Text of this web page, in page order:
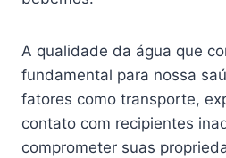
A qualidade da água que
fundamental para nossa
fatores como transporte,
contato com recipientes
comprometer suas